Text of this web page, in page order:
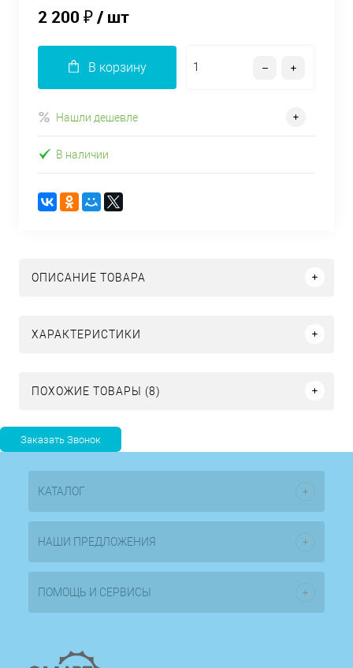
2 200 ₽/ шт
В корзину
Нашли дешевле
В наличии
ОПИСАНИЕ ТОВАРА
ХАРАКТЕРИСТИКИ
ПОХОЖИЕ ТОВАРЫ (8)
КАТАЛОГ
НАШИ ПРЕДЛОЖЕНИЯ
ПОМОЩЬ И СЕРВИСЫ